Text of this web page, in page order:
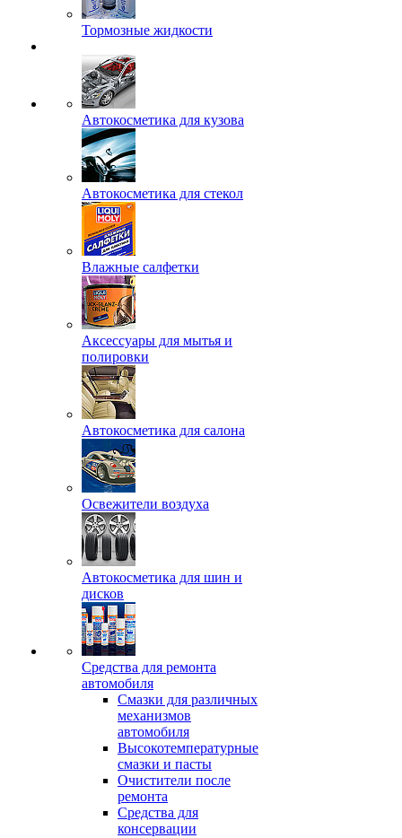
Тормозные жидкости
Автокосметика для кузова
Автокосметика для стекол
Влажные салфетки
Аксессуары для мытья и
полировки
Автокосметика для салона
Освежители воздуха
Автокосметика для шин и
дисков
Средства для ремонта
автомобиля
Смазки для различных
механизмов
автомобиля
Высокотемпературные
смазки и пасты
Очистители после
ремонта
Средства для
консервации